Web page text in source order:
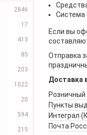
2846
17
413
85
203
1022
20
594
215
Система
Если вы
Отправка
Доставка
Розничный
Пункты
Интеграл
Почта